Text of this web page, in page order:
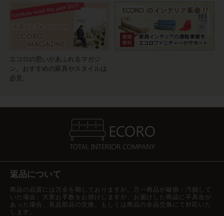
エコロの思いがあふれるマガジ
ン。おすすめの家具やスタイルは
必見。
返品について
商品の品質には万全を期しておりますが、万一商品が破損・汚損して
いた場合、大変お手数をお掛けしますが、お届けした商品に不具合が
あった場合、良品部品の交換、もしくは商品の全品交換にて対応いた
します。